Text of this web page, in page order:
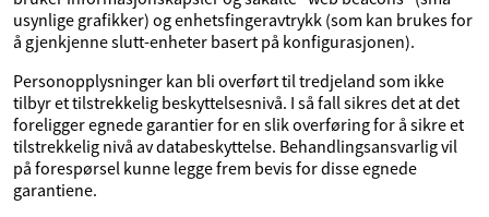
usynlige grafikker) og enhetsfingeravtrykk (som kan brukes for
å gjenkjenne slutt-enheter basert på konfigurasjonen).
Personopplysninger kan bli overført til tredjeland som ikke
tilbyr et tilstrekkelig beskyttelsesnivå. I så fall sikres det at det
foreligger egnede garantier for en slik overføring for å sikre et
tilstrekkelig nivå av databeskyttelse. Behandlingsansvarlig vil
på forespørsel kunne legge frem bevis for disse egnede
garantiene.